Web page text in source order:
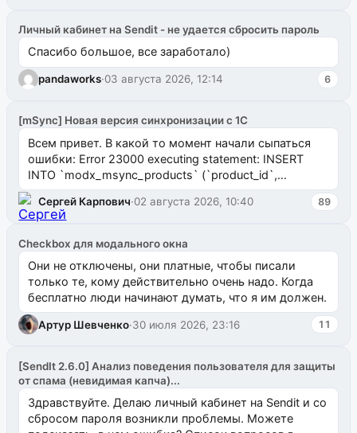
Личный кабинет на Sendit - не удается сбросить пароль
Спасибо большое, все заработало)
pandaworks·03 августа 2026, 12:14 6
[mSync] Новая версия синхронизации с 1С
Всем привет. В какой то момент начали сыпаться
ошибки: Error 23000 executing statement: INSERT
INTO `modx_msync_products` (`product_id`,
`uuid_1c`) VALUES ...
Сергей Карпович·02 августа 2026, 10:40 89
Checkbox для модального окна
Они не отключены, они платные, чтобы писали
только те, кому действительно очень надо. Когда
бесплатно люди начинают думать, что я им должен.
Артур Шевченко·30 июля 2026, 23:16 11
[SendIt 2.6.0] Анализ поведения пользователя для защиты
от спама (невидимая капча)...
Здравствуйте. Делаю личный кабинет на Sendit и со
сбросом пароля возникли проблемы. Можете